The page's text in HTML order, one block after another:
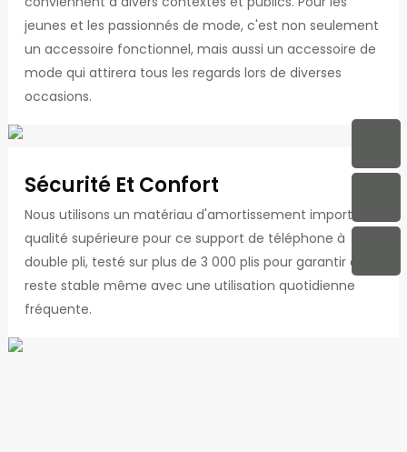
jeunes et les passionnés de mode, c'est non seulement
un accessoire fonctionnel, mais aussi un accessoire de
mode qui attirera tous les regards lors de diverses
occasions.
Sécurité Et Confort
Nous utilisons un matériau d'amortissement importé de
qualité supérieure pour ce support de téléphone à
double pli, testé sur plus de 3 000 plis pour garantir qu'il
reste stable même avec une utilisation quotidienne
fréquente.